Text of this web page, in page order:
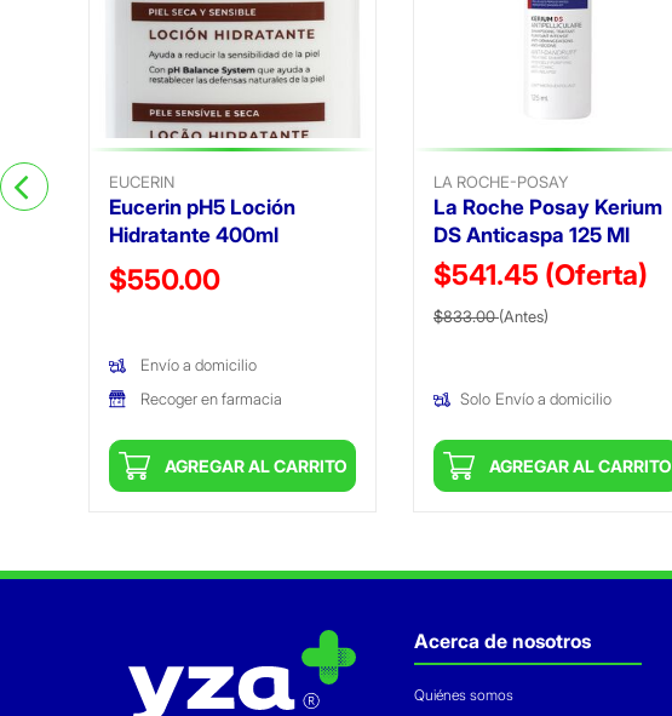
EUCERIN
Eucerin pH5 Loción
Hidratante 400ml
Precio reducido de
$550.00
Envío a domicilio
Recoger en farmacia
AGREGAR AL CARRITO
LA ROCHE-POSAY
La Roche Posay Kerium
DS Anticaspa 125 Ml
$541.45 (Oferta)
Precio reducido de
$833.00(Antes)
Solo Envío a domicilio
AGREGAR AL CARRITO
Acerca de nosotros
Quiénes somos